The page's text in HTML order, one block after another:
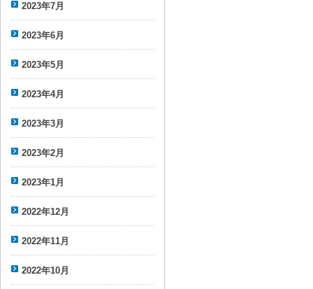
2023年7月
2023年6月
2023年5月
2023年4月
2023年3月
2023年2月
2023年1月
2022年12月
2022年11月
2022年10月